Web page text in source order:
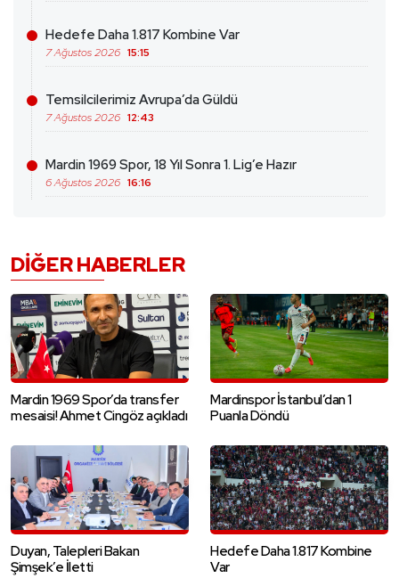
Hedefe Daha 1.817 Kombine Var
7 Ağustos 2026 15:15
Temsilcilerimiz Avrupa’da Güldü
7 Ağustos 2026 12:43
Mardin 1969 Spor, 18 Yıl Sonra 1. Lig’e Hazır
6 Ağustos 2026 16:16
DIĞER HABERLER
Mardin 1969 Spor’da transfer
mesaisi! Ahmet Cingöz açıkladı
Mardinspor İstanbul’dan 1
Puanla Döndü
Duyan, Talepleri Bakan
Şimşek’e İletti
Hedefe Daha 1.817 Kombine
Var